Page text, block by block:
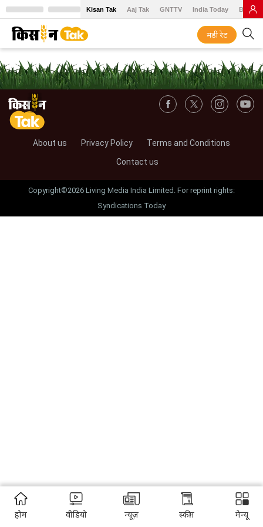
Kisan Tak Aaj Tak GNTTV India Today BT
मंडी रेट
About us Privacy Policy
Terms and Conditions
Contact us
Copyright©2026 Living Media India Limited. For reprint rights:
Syndications Today
होम वीडियो न्यूज़ स्कीम मेन्यू